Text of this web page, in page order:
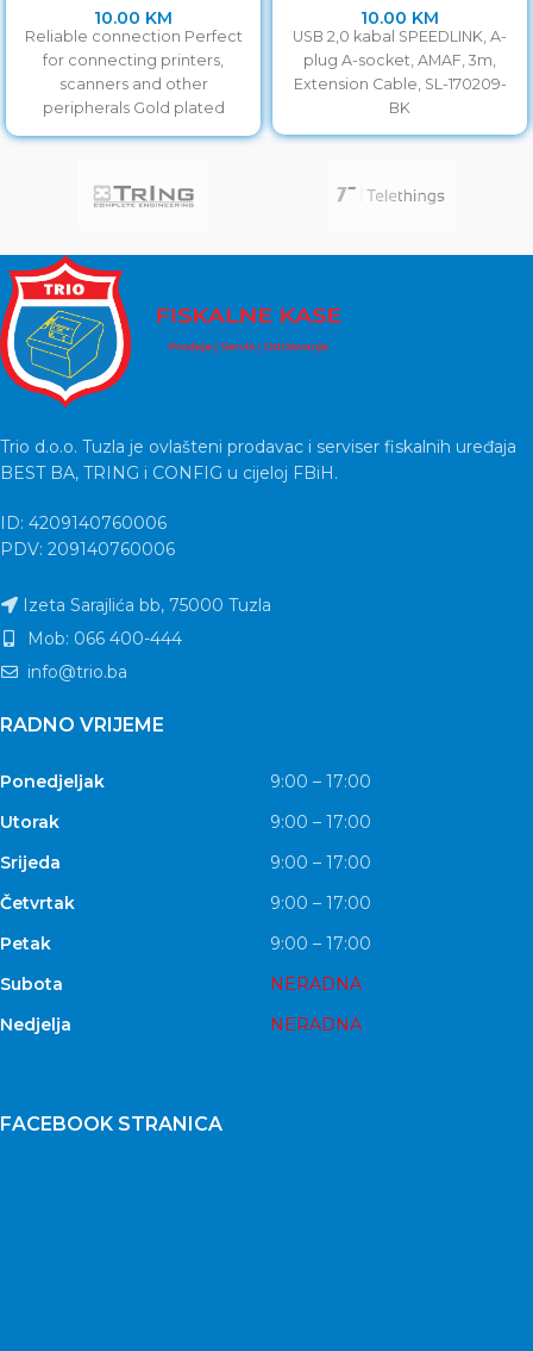
10.00 KM
Reliable connection Perfect
for connecting printers,
scanners and other
peripherals Gold plated
contacts
10.00 KM
USB 2,0 kabal SPEEDLINK, A-
plug A-socket, AMAF, 3m,
Extension Cable, SL-170209-
BK
Trio d.o.o. Tuzla je ovlašteni prodavac i serviser fiskalnih uređaja
BEST BA, TRING i CONFIG u cijeloj FBiH.
ID: 4209140760006
PDV: 209140760006
Izeta Sarajlića bb, 75000 Tuzla
Mob: 066 400-444
info@trio.ba
RADNO VRIJEME
Ponedjeljak
9:00 – 17:00
Utorak
9:00 – 17:00
Srijeda
9:00 – 17:00
Četvrtak
9:00 – 17:00
Petak
9:00 – 17:00
Subota
NERADNA
Nedjelja
NERADNA
FACEBOOK STRANICA